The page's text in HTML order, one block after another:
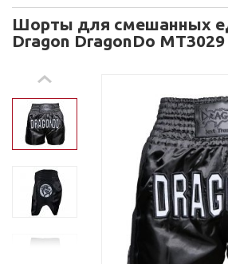
Шорты для смешанных
Dragon DragonDo MT3029